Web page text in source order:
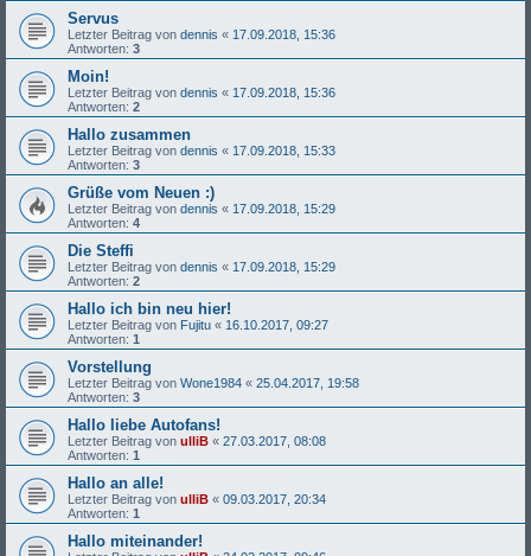
Servus
Letzter Beitrag von dennis « 17.09.2018, 15:36
Antworten: 3
Moin!
Letzter Beitrag von dennis « 17.09.2018, 15:36
Antworten: 2
Hallo zusammen
Letzter Beitrag von dennis « 17.09.2018, 15:33
Antworten: 3
Grüße vom Neuen :)
Letzter Beitrag von dennis « 17.09.2018, 15:29
Antworten: 4
Die Steffi
Letzter Beitrag von dennis « 17.09.2018, 15:29
Antworten: 2
Hallo ich bin neu hier!
Letzter Beitrag von Fujitu « 16.10.2017, 09:27
Antworten: 1
Vorstellung
Letzter Beitrag von Wone1984 « 25.04.2017, 19:58
Antworten: 3
Hallo liebe Autofans!
Letzter Beitrag von ulliB « 27.03.2017, 08:08
Antworten: 1
Hallo an alle!
Letzter Beitrag von ulliB « 09.03.2017, 20:34
Antworten: 1
Hallo miteinander!